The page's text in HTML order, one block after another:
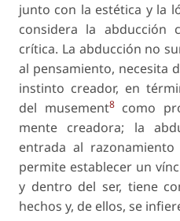
junto con la estética y la
considera la abducción
crítica. La abducción no
al pensamiento, necesita
instinto creador, en
del musement8como
mente creadora; la
entrada al
permite establecer un
y dentro del ser, tiene
hechos y, de ellos, se